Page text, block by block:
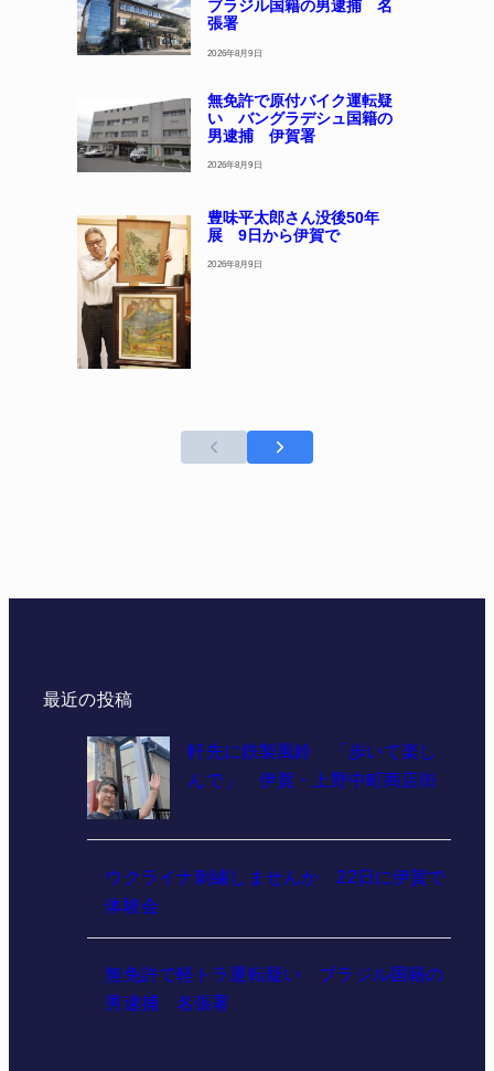
ブラジル国籍の男逮捕 名
張署
2026年8月9日
無免許で原付バイク運転疑
い バングラデシュ国籍の
男逮捕 伊賀署
2026年8月9日
豊味平太郎さん没後50年
展 9日から伊賀で
2026年8月9日
最近の投稿
軒先に鉄製風鈴 「歩いて楽し
んで」 伊賀・上野中町商店街
ウクライナ刺繍しませんか 22日に伊賀で
体験会
無免許で軽トラ運転疑い ブラジル国籍の
男逮捕 名張署